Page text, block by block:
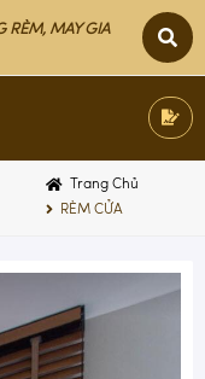
RÈM, MAY GIA
Trang Chủ
RÈM CỬA